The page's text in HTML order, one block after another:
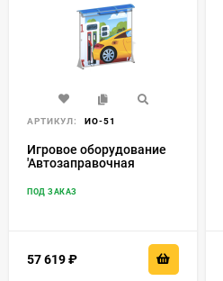
АРТИКУЛ: ИО-51
Игровое оборудование
'Автозаправочная
ПОД ЗАКАЗ
57 619